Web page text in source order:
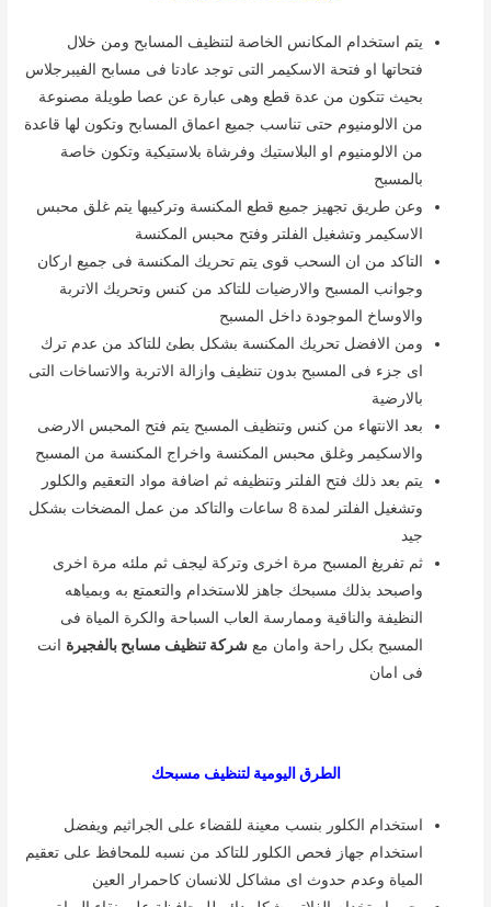
يتم استخدام المكانس الخاصة لتنظيف المسابح ومن خلال
فتحاتها او فتحة الاسكيمر التى توجد عادتا فى مسابح الفيبرجلاس
بحيث تتكون من عدة قطع وهى عبارة عن عصا طويلة مصنوعة
من الالومنيوم حتى تناسب جميع اعماق المسابح وتكون لها قاعدة
من الالومنيوم او البلاستيك وفرشاة بلاستيكية وتكون خاصة
بالمسبح
وعن طريق تجهيز جميع قطع المكنسة وتركيبها يتم غلق محبس
الاسكيمر وتشغيل الفلتر وفتح محبس المكنسة
التاكد من ان السحب قوى يتم تحريك المكنسة فى جميع اركان
وجوانب المسبح والارضيات للتاكد من كنس وتحريك الاتربة
والاوساخ الموجودة داخل المسبح
ومن الافضل تحريك المكنسة بشكل بطئ للتاكد من عدم ترك
اى جزء فى المسبح بدون تنظيف وازالة الاتربة والاتساخات التى
بالارضية
بعد الانتهاء من كنس وتنظيف المسبح يتم فتح المحبس الارضى
والاسكيمر وغلق محبس المكنسة واخراج المكنسة من المسبح
يتم بعد ذلك فتح الفلتر وتنظيفه ثم اضافة مواد التعقيم والكلور
وتشغيل الفلتر لمدة 8 ساعات والتاكد من عمل المضخات بشكل
جيد
ثم تفريغ المسبح مرة اخرى وتركة ليجف ثم ملئه مرة اخرى
واصبحد بذلك مسبحك جاهز للاستخدام والتعمتع به وبمياهه
النظيفة والناقية وممارسة العاب السباحة والكرة المياة فى
المسبح بكل راحة وامان معشركة تنظيف مسابح بالفجيرة انت
فى امان
الطرق اليومية لتنظيف مسبحك
استخدام الكلور بنسب معينة للقضاء على الجراثيم ويفضل
استخدام جهاز فحص الكلور للتاكد من نسبه للمحافظ على تعقيم
المياة وعدم حدوث اى مشاكل للانسان كاحمرار العين